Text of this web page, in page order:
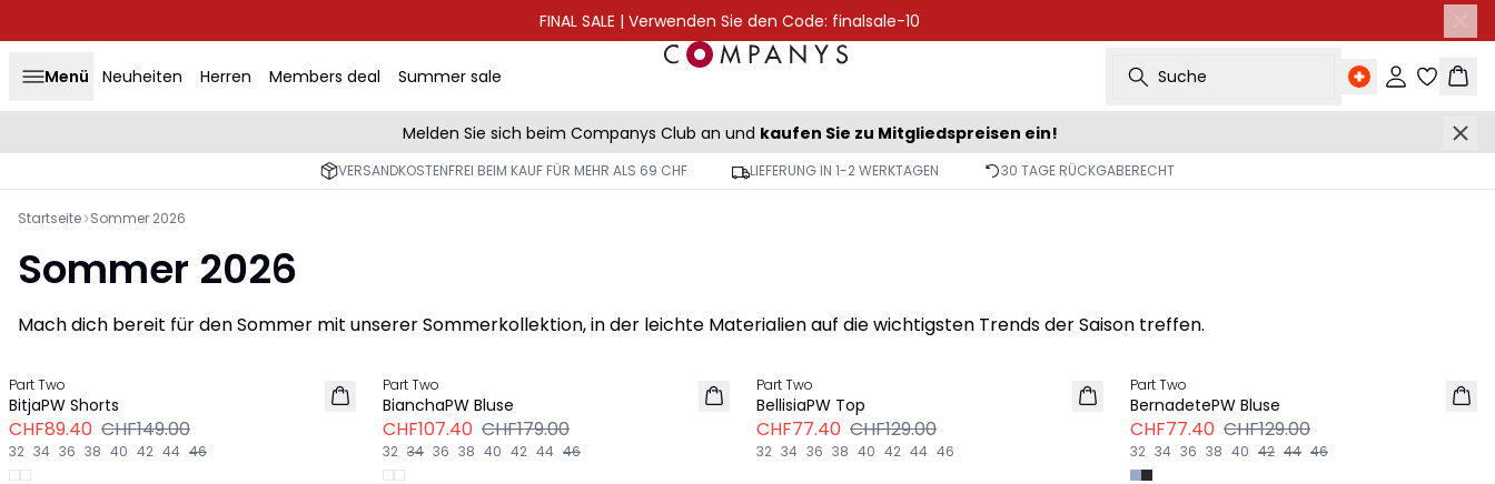
FINAL SALE | Verwenden Sie den Code: finalsale-10
Menü Neuheiten Herren Members deal Summer sale Suche Einloggen
Melden Sie sich beim Companys Club an und kaufen Sie zu Mitgliedspreisen ein!
VERSANDKOSTENFREI BEIM KAUF FÜR MEHR ALS 69 CHF LIEFERUNG IN 1-2 WERKTAGEN 30 TAGE RÜCKGABERECHT
Startseite Sommer 2026
Sommer 2026
Mach dich bereit für den Sommer mit unserer Sommerkollektion, in der leichte Materialien auf die wichtigsten Trends der Saison treffen.
Part Two
BitjaPW Shorts
CHF89.40 CHF149.00
32 34 36 38 40 42 44 46
Part Two
BianchaPW Bluse
CHF107.40 CHF179.00
32 34 36 38 40 42 44 46
Part Two
BellisiaPW Top
CHF77.40 CHF129.00
32 34 36 38 40 42 44 46
Part Two
BernadetePW Bluse
CHF77.40 CHF129.00
32 34 36 38 40 42 44 46
Previous slide